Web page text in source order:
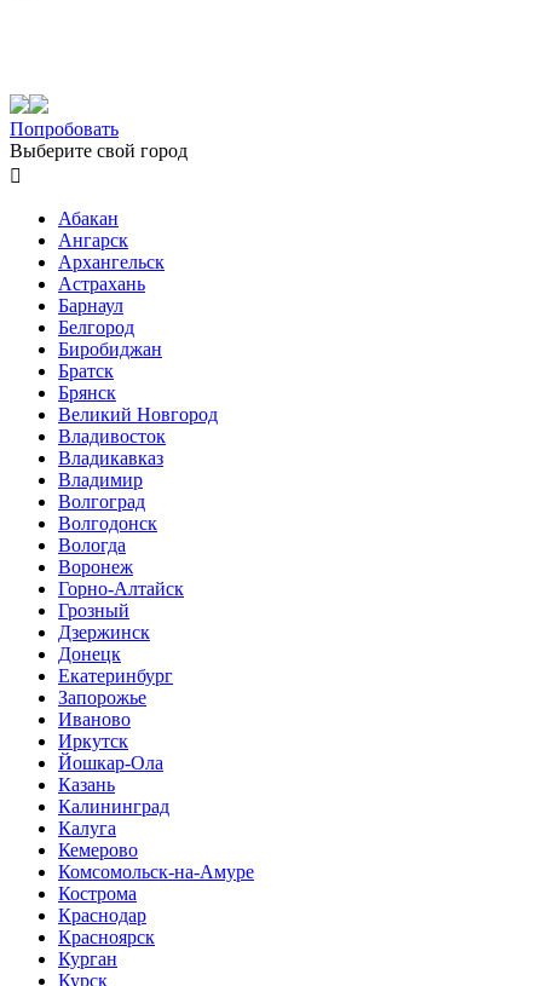
Попробовать
Выберите свой город

Абакан
Ангарск
Архангельск
Астрахань
Барнаул
Белгород
Биробиджан
Братск
Брянск
Великий Новгород
Владивосток
Владикавказ
Владимир
Волгоград
Волгодонск
Вологда
Воронеж
Горно-Алтайск
Грозный
Дзержинск
Донецк
Екатеринбург
Запорожье
Иваново
Иркутск
Йошкар-Ола
Казань
Калининград
Калуга
Кемерово
Комсомольск-на-Амуре
Кострома
Краснодар
Красноярск
Курган
Курск